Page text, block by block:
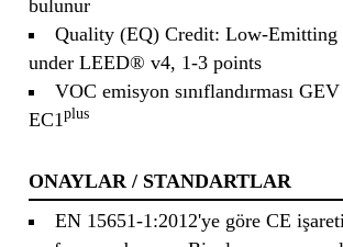
bulunur
Quality (EQ) Credit: Low-Emitting
under LEED® v4, 1-3 points
VOC emisyon sınıflandırması
EC1 plus
ONAYLAR / STANDARTLAR
EN 15651-1:2012'ye göre CE